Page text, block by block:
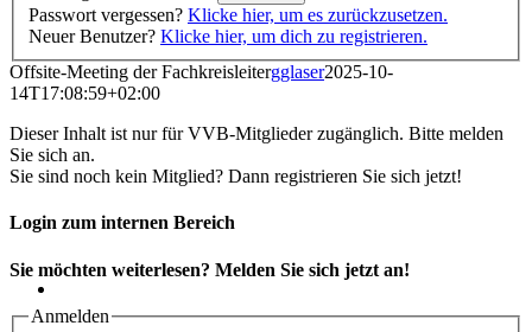
Passwort vergessen? Klicke hier, um es zurückzusetzen.
Neuer Benutzer? Klicke hier, um dich zu registrieren.
Offsite-Meeting der Fachkreisleitergglaser2025-10-
14T17:08:59+02:00
Dieser Inhalt ist nur für VVB-Mitglieder zugänglich. Bitte melden
Sie sich an.
Sie sind noch kein Mitglied? Dann registrieren Sie sich jetzt!
Login zum internen Bereich
Sie möchten weiterlesen? Melden Sie sich jetzt an!
Anmelden